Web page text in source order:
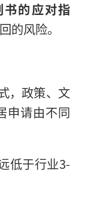
的应对指
的风险。
，政策、文
申请由不同
低于行业3-